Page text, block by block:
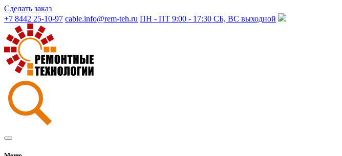
Сделать заказ
+7 8442 25-10-97 cable.info@rem-teh.ru ПН - ПТ 9:00 - 17:30 СБ, ВС выходной